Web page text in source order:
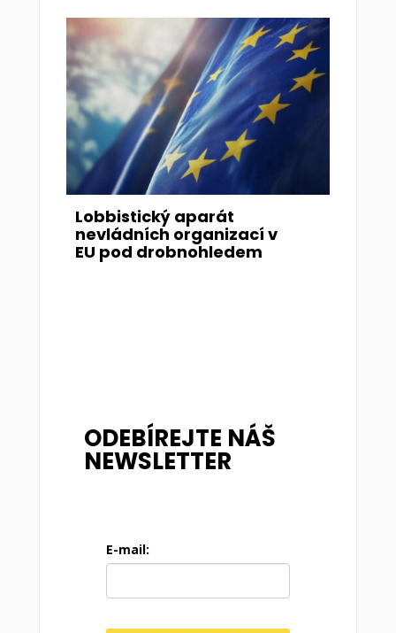
Lobbistický aparát
nevládních organizací v
EU pod drobnohledem
ODEBÍREJTE NÁŠ
NEWSLETTER
E-mail: